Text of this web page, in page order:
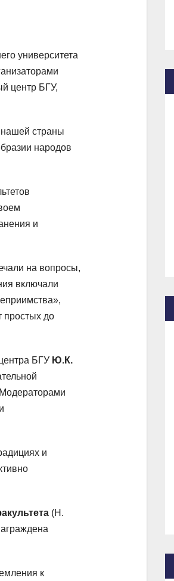
университета
центр БГУ,
нашей страны
народов
и
на вопросы,
включали
простых до
БГУ Ю.К.
и
(Н.
к